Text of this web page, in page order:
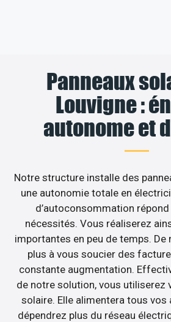
Panneaux
Louvigne :
autonome et
Notre structure installe des
une autonomie totale en
d’autoconsommation
nécessités. Vous réaliserez
importantes en peu de temps. De
plus à vous soucier des
constante augmentation.
de notre solution, vous utiliserez
solaire. Elle alimentera tous vos
dépendrez plus du réseau